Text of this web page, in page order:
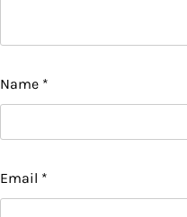
Name *
Email *